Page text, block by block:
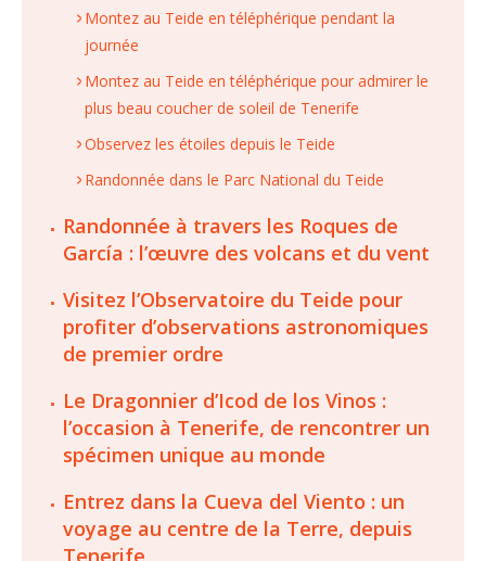
Montez au Teide en téléphérique pendant la
journée
Montez au Teide en téléphérique pour admirer le
plus beau coucher de soleil de Tenerife
Observez les étoiles depuis le Teide
Randonnée dans le Parc National du Teide
Randonnée à travers les Roques de
García : l’œuvre des volcans et du vent
Visitez l’Observatoire du Teide pour
profiter d’observations astronomiques
de premier ordre
Le Dragonnier d’Icod de los Vinos :
l’occasion à Tenerife, de rencontrer un
spécimen unique au monde
Entrez dans la Cueva del Viento : un
voyage au centre de la Terre, depuis
Tenerife